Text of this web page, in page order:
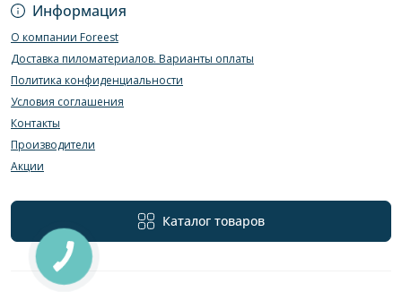
Информация
О компании Foreest
Доставка пиломатериалов. Варианты оплаты
Политика конфиденциальности
Условия соглашения
Контакты
Производители
Акции
Каталог товаров